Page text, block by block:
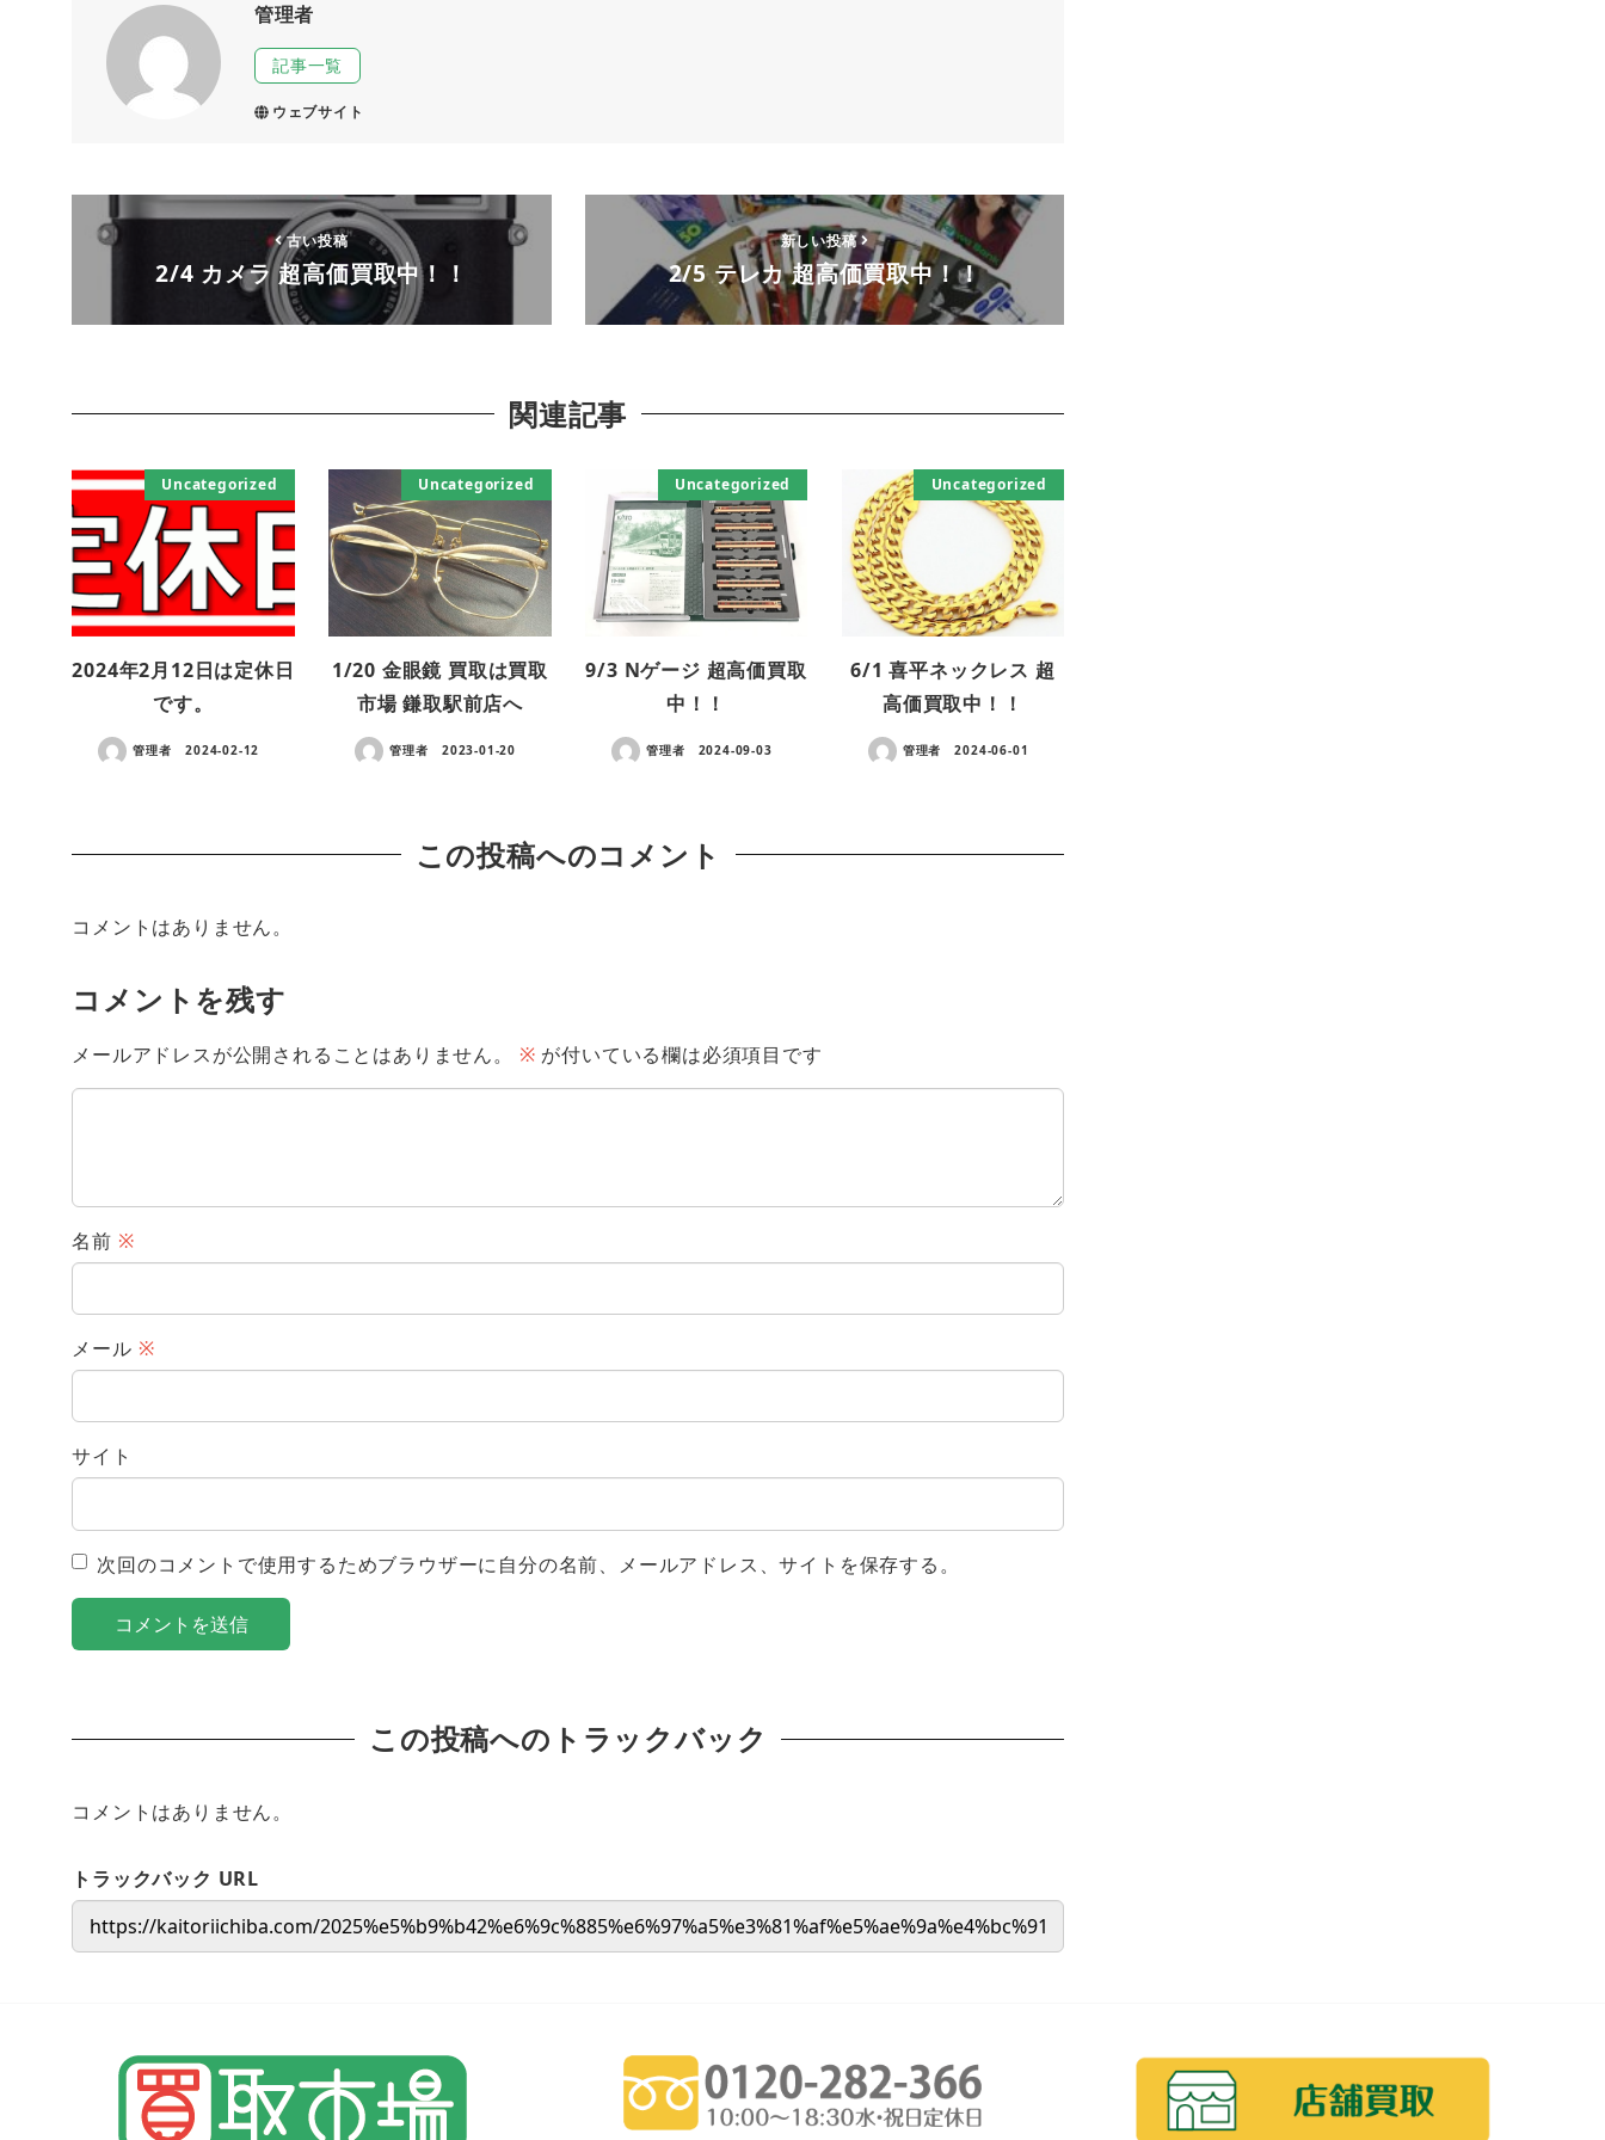
管理者
記事一覧
ウェブサイト
古い投稿
2/4 カメラ 超高価買取中！！
新しい投稿
2/5 テレカ 超高価買取中！！
関連記事
Uncategorized
2024年2月12日は定休日
です。
管理者 2024-02-12
Uncategorized
1/20 金眼鏡 買取は買取
市場 鎌取駅前店へ
管理者 2023-01-20
Uncategorized
9/3 Nゲージ 超高価買取
中！！
管理者 2024-09-03
Uncategorized
6/1 喜平ネックレス 超
高価買取中！！
管理者 2024-06-01
この投稿へのコメント
コメントはありません。
コメントを残す
メールアドレスが公開されることはありません。 ※ が付いている欄は必須項目です
名前 ※
メール ※
サイト
次回のコメントで使用するためブラウザーに自分の名前、メールアドレス、サイトを保存する。
この投稿へのトラックバック
コメントはありません。
トラックバック URL